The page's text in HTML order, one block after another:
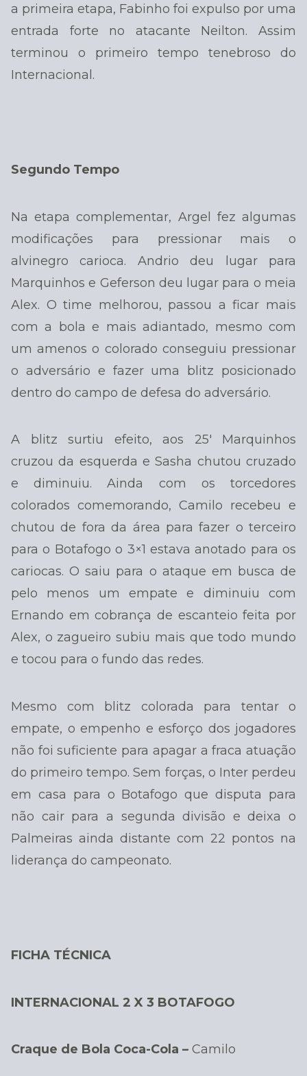
a primeira etapa, Fabinho foi expulso por uma
entrada forte no atacante Neilton. Assim
terminou o primeiro tempo tenebroso do
Internacional.
Segundo Tempo
Na etapa complementar, Argel fez algumas
modificações para pressionar mais o
alvinegro carioca. Andrio deu lugar para
Marquinhos e Geferson deu lugar para o meia
Alex. O time melhorou, passou a ficar mais
com a bola e mais adiantado, mesmo com
um amenos o colorado conseguiu pressionar
o adversário e fazer uma blitz posicionado
dentro do campo de defesa do adversário.
A blitz surtiu efeito, aos 25′ Marquinhos
cruzou da esquerda e Sasha chutou cruzado
e diminuiu. Ainda com os torcedores
colorados comemorando, Camilo recebeu e
chutou de fora da área para fazer o terceiro
para o Botafogo o 3×1 estava anotado para os
cariocas. O saiu para o ataque em busca de
pelo menos um empate e diminuiu com
Ernando em cobrança de escanteio feita por
Alex, o zagueiro subiu mais que todo mundo
e tocou para o fundo das redes.
Mesmo com blitz colorada para tentar o
empate, o empenho e esforço dos jogadores
não foi suficiente para apagar a fraca atuação
do primeiro tempo. Sem forças, o Inter perdeu
em casa para o Botafogo que disputa para
não cair para a segunda divisão e deixa o
Palmeiras ainda distante com 22 pontos na
liderança do campeonato.
FICHA TÉCNICA
INTERNACIONAL 2 X 3 BOTAFOGO
Craque de Bola Coca-Cola – Camilo